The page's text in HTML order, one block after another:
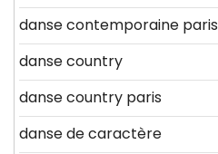
danse contemporaine paris
danse country
danse country paris
danse de caractère